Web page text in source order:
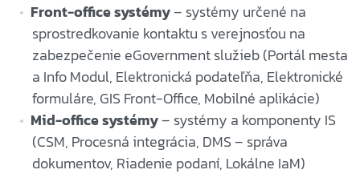
Front-office systémy– systémy určené na
sprostredkovanie kontaktu s verejnosťou na
zabezpečenie eGovernment služieb (Portál mesta
a Info Modul, Elektronická podateľňa, Elektronické
formuláre, GIS Front-Office, Mobilné aplikácie)
Mid-office systémy– systémy a komponenty IS
(CSM, Procesná integrácia, DMS – správa
dokumentov, Riadenie podaní, Lokálne IaM)